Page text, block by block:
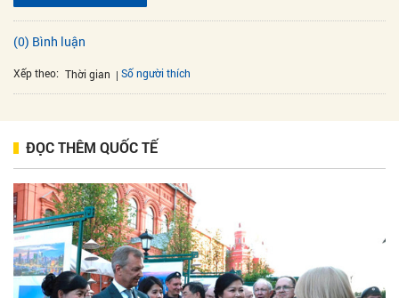
(0) Bình luận
Xếp theo: Thời gian Số người thích
ĐỌC THÊM QUỐC TẾ